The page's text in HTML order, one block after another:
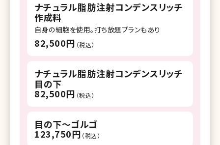
ナチュラル脂肪注射コンデンスリッチ
作成料
自身の細胞を使用。打ち放題プランもあり
82,500円 （税込）
ナチュラル脂肪注射コンデンスリッチ
目の下
82,500円 （税込）
目の下～ゴルゴ
123,750円 （税込）